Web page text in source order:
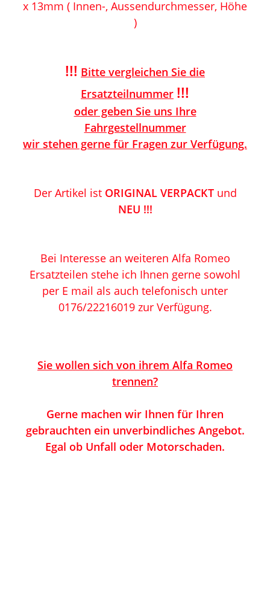
x 13mm ( Innen-, Aussendurchmesser, Höhe
)
!!! Bitte vergleichen Sie die
Ersatzteilnummer !!!
oder geben Sie uns Ihre
Fahrgestellnummer
wir stehen gerne für Fragen zur Verfügung.
Der Artikel ist ORIGINAL VERPACKTund
NEU !!!
Bei Interesse an weiteren Alfa Romeo
Ersatzteilen stehe ich Ihnen gerne sowohl
per E mail als auch telefonisch unter
0176/22216019 zur Verfügung.
Sie wollen sich von ihrem Alfa Romeo
trennen?
Gerne machen wir Ihnen für Ihren
gebrauchten ein unverbindliches Angebot.
Egal ob Unfall oder Motorschaden.